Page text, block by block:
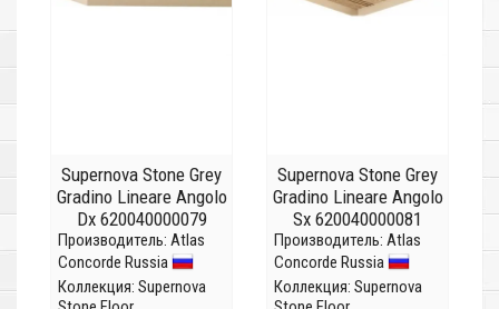
Supernova Stone Grey
Gradino Lineare Angolo
Dx 620040000079
Производитель: Atlas
Concorde Russia
Коллекция: Supernova
Supernova Stone Grey
Gradino Lineare Angolo
Sx 620040000081
Производитель: Atlas
Concorde Russia
Коллекция: Supernova